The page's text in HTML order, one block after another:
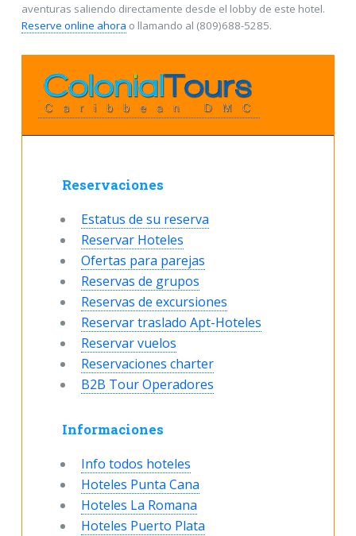
aventuras saliendo directamente desde el lobby de este hotel.
Reserve online ahora o llamando al (809)688-5285.
Reservaciones
Estatus de su reserva
Reservar Hoteles
Ofertas para parejas
Reservas de grupos
Reservas de excursiones
Reservar traslado Apt-Hoteles
Reservar vuelos
Reservaciones charter
B2B Tour Operadores
Informaciones
Info todos hoteles
Hoteles Punta Cana
Hoteles La Romana
Hoteles Puerto Plata